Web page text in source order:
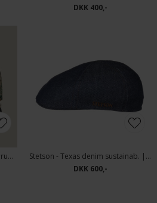
DKK 400,-
Goorin Bros - Real Tree Edge Grump Dog Cap | Kasket Camoflage
Stetson - Texas denim sustainab. | Kasket Dark Denim
DKK 600,-